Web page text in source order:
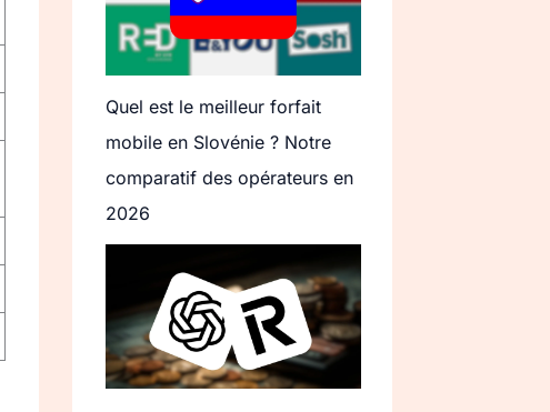
Quel est le meilleur forfait
mobile en Slovénie ? Notre
comparatif des opérateurs en
2026